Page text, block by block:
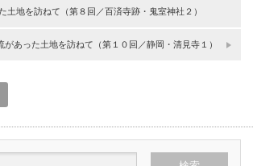
土地を訪ねて（第８回／百済寺跡・鬼室神社２）
があった土地を訪ねて（第１０回／静岡・清見寺１）